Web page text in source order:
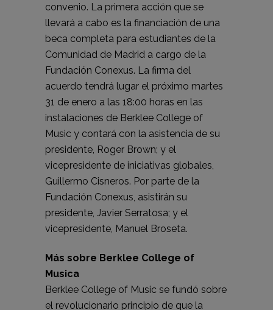
convenio. La primera acción que se
llevará a cabo es la financiación de una
beca completa para estudiantes de la
Comunidad de Madrid a cargo de la
Fundación Conexus. La firma del
acuerdo tendrá lugar el próximo martes
31 de enero a las 18:00 horas en las
instalaciones de Berklee College of
Music y contará con la asistencia de su
presidente, Roger Brown; y el
vicepresidente de iniciativas globales,
Guillermo Cisneros. Por parte de la
Fundación Conexus, asistirán su
presidente, Javier Serratosa; y el
vicepresidente, Manuel Broseta.
Más sobre Berklee College of
Musica
Berklee College of Music se fundó sobre
el revolucionario principio de que la